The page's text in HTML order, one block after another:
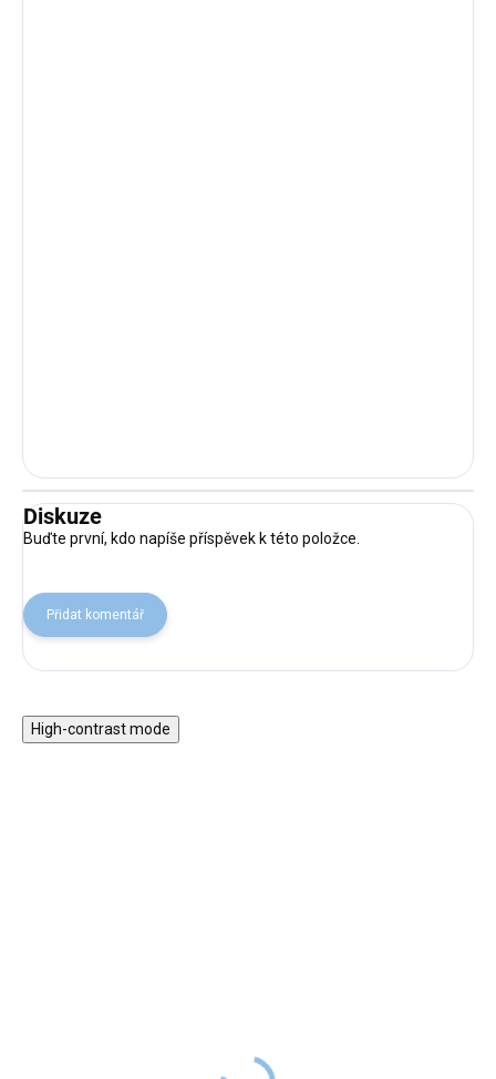
Diskuze
Buďte první, kdo napíše příspěvek k této položce.
Přidat komentář
High-contrast mode